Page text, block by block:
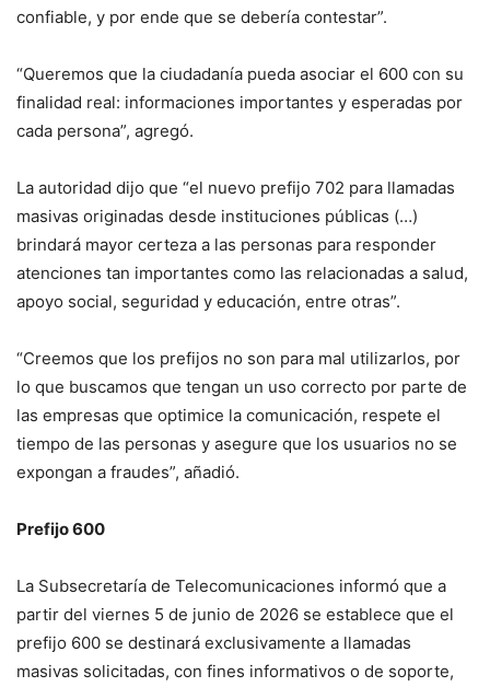
confiable, y por ende que se debería contestar”.
“Queremos que la ciudadanía pueda asociar el 600 con su
finalidad real: informaciones importantes y esperadas por
cada persona”, agregó.
La autoridad dijo que “el nuevo prefijo 702 para llamadas
masivas originadas desde instituciones públicas (…)
brindará mayor certeza a las personas para responder
atenciones tan importantes como las relacionadas a salud,
apoyo social, seguridad y educación, entre otras”.
“Creemos que los prefijos no son para mal utilizarlos, por
lo que buscamos que tengan un uso correcto por parte de
las empresas que optimice la comunicación, respete el
tiempo de las personas y asegure que los usuarios no se
expongan a fraudes”, añadió.
Prefijo 600
La Subsecretaría de Telecomunicaciones informó que a
partir del viernes 5 de junio de 2026 se establece que el
prefijo 600 se destinará exclusivamente a llamadas
masivas solicitadas, con fines informativos o de soporte,